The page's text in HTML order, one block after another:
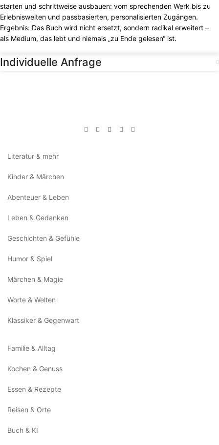
starten und schrittweise ausbauen: vom sprechenden Werk bis zu
Erlebniswelten und passbasierten, personalisierten Zugängen.
Ergebnis: Das Buch wird nicht ersetzt, sondern radikal erweitert –
als Medium, das lebt und niemals „zu Ende gelesen“ ist.
Individuelle Anfrage
Literatur & mehr
Kinder & Märchen
Abenteuer & Leben
Leben & Gedanken
Geschichten & Gefühle
Humor & Spiel
Märchen & Magie
Worte & Welten
Klassiker & Gegenwart
Familie & Alltag
Kochen & Genuss
Essen & Rezepte
Reisen & Orte
Buch & KI